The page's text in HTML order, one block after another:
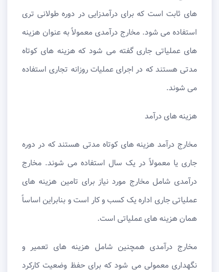
های ثابت است که برای درآمدزایی در دوره طولانی تری
استفاده می شود. مخارج درآمدی معمولاً به عنوان هزینه
های عملیاتی جاری گفته می شود که هزینه های کوتاه
مدتی هستند که در اجرای عملیات روزانه تجاری استفاده
می شوند.
هزینه های درآمد
مخارج درآمد هزینه های کوتاه مدتی هستند که در دوره
جاری یا معمولاً در یک سال استفاده می شوند. مخارج
درآمدی شامل مخارج مورد نیاز برای تامین هزینه های
عملیاتی جاری اداره یک کسب و کار است و بنابراین اساساً
همان هزینه های عملیاتی است.
مخارج درآمدی همچنین شامل هزینه های تعمیر و
نگهداری معمولی می شود که برای حفظ وضعیت کارکرد